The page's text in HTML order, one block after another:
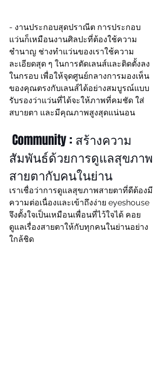
- งานประกอบสุดปราณีต การประกอบ
แว่นก็เหมือนงานศิลปะที่ต้องใช้ความ
ชำนาญ ช่างทำแว่นของเราใช้ความ
ละเอียดสุด ๆ ในการตัดเลนส์และติดตั้งลง
ในกรอบ เพื่อให้จุดศูนย์กลางการมองเห็น
ของคุณตรงกับเลนส์ได้อย่างสมบูรณ์แบบ
รับรองว่าแว่นที่ได้จะให้ภาพที่คมชัด ใส่
สบายตา และมีคุณภาพสูงสุดแน่นอน
Community : สร้างความ
สัมพันธ์ด้วยการดูแลสุขภาพ
สายตากับคนในย่าน
เราเชื่อว่าการดูแลสุขภาพสายตาที่ดีต้องมี
ความต่อเนื่องและเข้าถึงง่าย eyeshouse
จึงตั้งใจเป็นเหมือนเพื่อนที่ไว้ใจได้ คอย
ดูแลเรื่องสายตาให้กับทุกคนในย่านอย่าง
ใกล้ชิด